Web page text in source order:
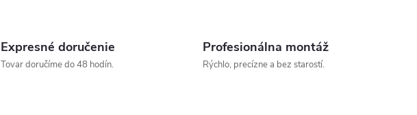
Expresné doručenie
Tovar doručíme do 48 hodín.
Profesionálna montáž
Rýchlo, precízne a bez starostí.